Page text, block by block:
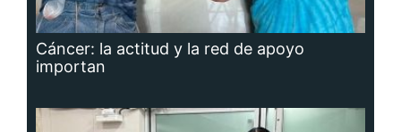
Cáncer: la actitud y la red de apoyo
importan